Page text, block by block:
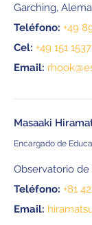
Garching,
Teléfono: +49
Cel: +49 151
Email:
Masaaki
Encargado de
Observatorio de
Teléfono: +81
Email: